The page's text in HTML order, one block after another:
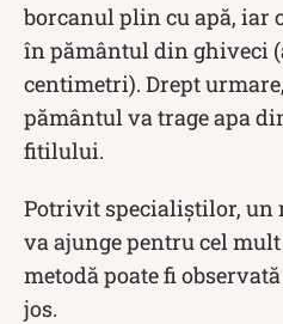
borcanul plin cu apă, iar
în pământul din ghiveci
centimetri). Drept
pământul va trage apa
fitilului.
Potrivit specialiștilor, un
va ajunge pentru cel mult
metodă poate fi
jos.